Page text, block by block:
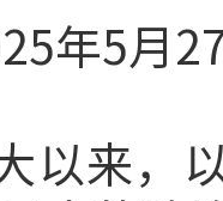
年5月
以来，